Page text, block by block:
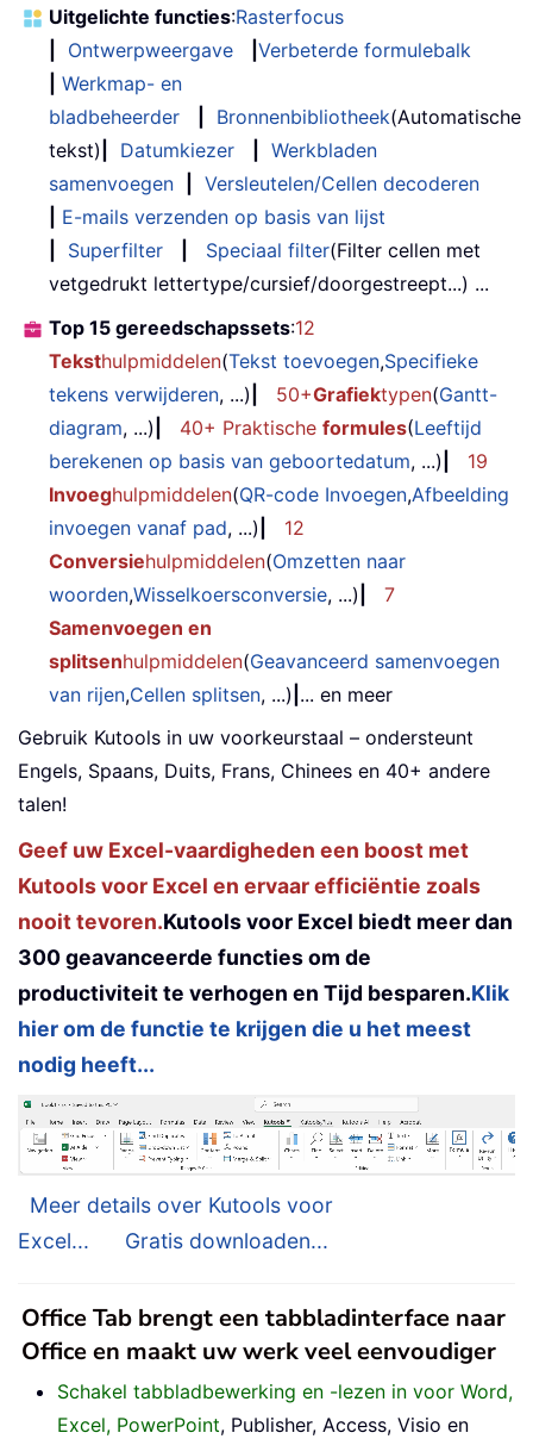
Uitgelichte functies:Rasterfocus
Ontwerpweergave
Verbeterde formulebalk
Werkmap- en
bladbeheerder
Bronnenbibliotheek(Automatische
tekst)
Datumkiezer
Werkbladen
samenvoegen
Versleutelen/Cellen decoderen
E-mails verzenden op basis van lijst
Superfilter Speciaal filter(Filter cellen met
vetgedrukt lettertype/cursief/doorgestreept...) ...
Top 15 gereedschapssets:12
Teksthulpmiddelen(Tekst toevoegen,Specifieke
tekens verwijderen, ...) 50+Grafiektypen(Gantt-
diagram, ...) 40+ Praktische formules(Leeftijd
berekenen op basis van geboortedatum, ...)
19
Invoeghulpmiddelen(QR-code Invoegen,Afbeelding
invoegen vanaf pad, ...)
12
Conversiehulpmiddelen(Omzetten naar
woorden,Wisselkoersconversie, ...)
7
Samenvoegen en
splitsenhulpmiddelen(Geavanceerd samenvoegen
van rijen,Cellen splitsen, ...) ... en meer
Gebruik Kutools in uw voorkeurstaal – ondersteunt
Engels, Spaans, Duits, Frans, Chinees en 40+ andere
talen!
Geef uw Excel-vaardigheden een boost met
Kutools voor Excel en ervaar efficiëntie zoals
nooit tevoren.Kutools voor Excel biedt meer dan
300 geavanceerde functies om de
productiviteit te verhogen en Tijd besparen.Klik
hier om de functie te krijgen die u het meest
nodig heeft...
Meer details over Kutools voor
Excel...
Gratis downloaden...
Office Tab brengt een tabbladinterface naar
Office en maakt uw werk veel eenvoudiger
Schakel tabbladbewerking en -lezen in voor Word,
Excel, PowerPoint, Publisher, Access, Visio en